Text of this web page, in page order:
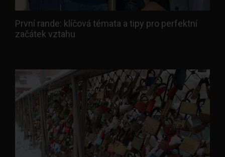
První rande: klíčová témata a tipy pro perfektní
začátek vztahu